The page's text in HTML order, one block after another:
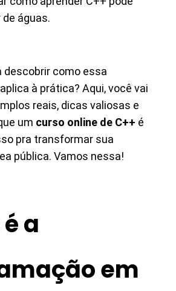
águas.
descobrir como essa
à prática? Aqui, você vai
reais, dicas valiosas e
um curso online de C++ é
pra transformar sua
pública. Vamos nessa!
a
em